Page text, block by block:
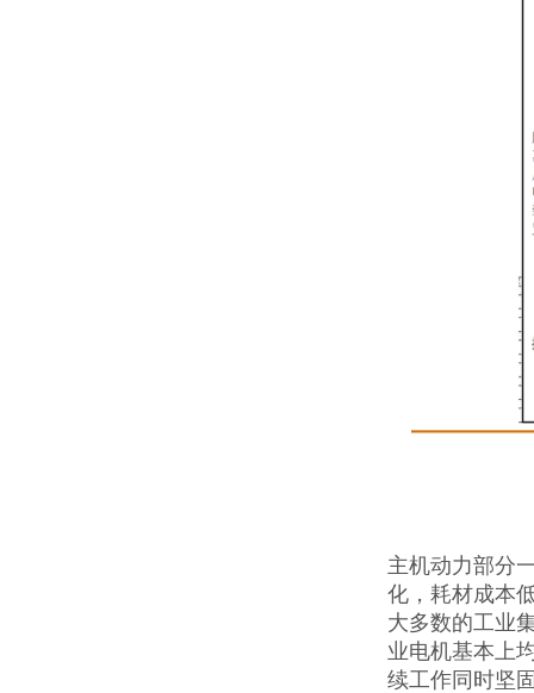
主机动力部分
化，耗材成本
大多数的工业
业电机基本上
续工作同时坚